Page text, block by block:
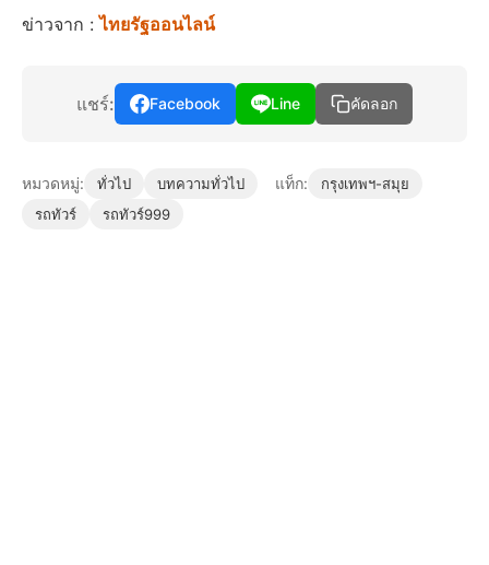
ข่าวจาก :ไทยรัฐออนไลน์
แชร์: Facebook Line คัดลอก
หมวดหมู่: ทั่วไป บทความทั่วไป แท็ก:
กรุงเทพฯ-สมุย
รถทัวร์
รถทัวร์999